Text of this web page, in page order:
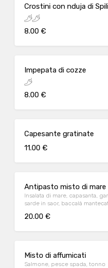
Crostini con nduja di
8.00 €
Impepata di cozze
8.00 €
Capesante gratinate
11.00 €
Antipasto misto di mare
Insalata di mare, capasanta,
sarde in saor, baccalà
20.00 €
Misto di affumicati
Salmone, pesce spada, tonno